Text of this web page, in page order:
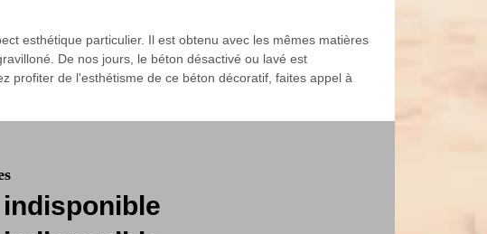
esthétique particulier. Il est obtenu avec les mêmes matières
De nos jours, le béton désactivé ou lavé est
profiter de l'esthétisme de ce béton décoratif, faites appel à
indisponible